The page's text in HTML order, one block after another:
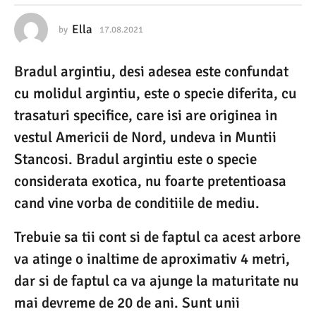
.
0
2
1
1
7
.
0
8
2
by Ella 17.08.2021
0
.
2
0
2
Bradul argintiu, desi adesea este confundat
cu molidul argintiu, este o specie diferita, cu
trasaturi specifice, care isi are originea in
vestul Americii de Nord, undeva in Muntii
Stancosi. Bradul argintiu este o specie
considerata exotica, nu foarte pretentioasa
cand vine vorba de conditiile de mediu.
Trebuie sa tii cont si de faptul ca acest arbore
va atinge o inaltime de aproximativ 4 metri,
dar si de faptul ca va ajunge la maturitate nu
mai devreme de 20 de ani. Sunt unii